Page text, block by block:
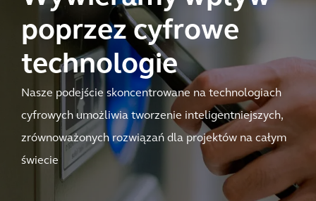
poprzez cyfrowe
technologie
Nasze podejście skoncentrowane na technologiach
cyfrowych umożliwia tworzenie inteligentniejszych,
zrównoważonych rozwiązań dla projektów na całym
świecie